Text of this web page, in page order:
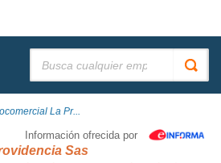
La Pr...
Información ofrecida por
Sas